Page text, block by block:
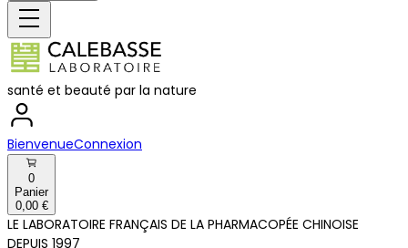
santé et beauté par la nature
BienvenueConnexion
0
Panier
0,00 €
LE LABORATOIRE FRANÇAIS DE LA PHARMACOPÉE CHINOISE
DEPUIS 1997